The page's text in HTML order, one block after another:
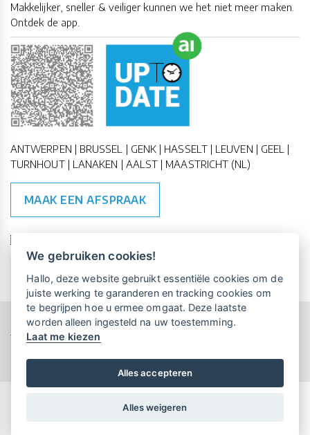
Makkelijker, sneller & veiliger kunnen we het niet meer maken.
Ontdek de app.
ANTWERPEN | BRUSSEL | GENK | HASSELT | LEUVEN | GEEL |
TURNHOUT | LANAKEN | AALST | MAASTRICHT (NL)
MAAK EEN AFSPRAAK
🇪🇺 🇧🇪
Copyright All Rights Reserved © 2015-2026 UP-TO-DATE
WebDesign
Privacy & Cookies
Locations Algemene Voorwaarden
We gebruiken cookies!
Hallo, deze website gebruikt essentiële cookies om de
juiste werking te garanderen en tracking cookies om
te begrijpen hoe u ermee omgaat. Deze laatste
worden alleen ingesteld na uw toestemming.
Laat me kiezen
Alles accepteren
Alles weigeren
Vrijblijvende kennismaking?Boek
een persoonlijke demo.
Maandelijks gratis opleidingen